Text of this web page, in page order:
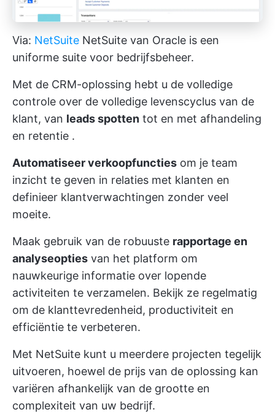
Via: NetSuite NetSuite van Oracle is een
uniforme suite voor bedrijfsbeheer.
Met de CRM-oplossing hebt u de volledige
controle over de volledige levenscyclus van de
klant, van leads spotten tot en met afhandeling
en retentie .
Automatiseer verkoopfuncties om je team
inzicht te geven in relaties met klanten en
definieer klantverwachtingen zonder veel
moeite.
Maak gebruik van de robuuste rapportage en
analyseopties van het platform om
nauwkeurige informatie over lopende
activiteiten te verzamelen. Bekijk ze regelmatig
om de klanttevredenheid, productiviteit en
efficiëntie te verbeteren.
Met NetSuite kunt u meerdere projecten tegelijk
uitvoeren, hoewel de prijs van de oplossing kan
variëren afhankelijk van de grootte en
complexiteit van uw bedrijf.